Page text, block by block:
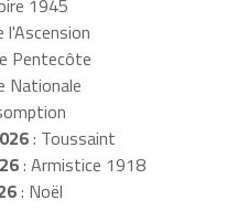
l'Ascension
Pentecôte
Nationale
: Toussaint
: Armistice 1918
: Noël